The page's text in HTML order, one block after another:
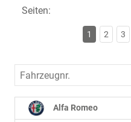
Seiten:
1 2 3
Fahrzeugnr.
Alfa Romeo